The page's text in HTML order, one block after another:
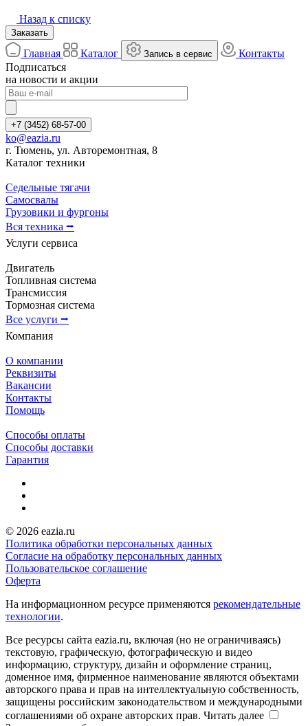
Назад к списку
Заказать
Главная Каталог Запись в сервис
Контакты
Подписаться
на новости и акции
+7 (3452) 68-57-00
ko@eazia.ru
г. Тюмень, ул. Авторемонтная, 8
Каталог техники
Седельные тягачи
Самосвалы
Грузовики и фургоны
Вся техника ⭢
Услуги сервиса
Двигатель
Топливная система
Трансмиссия
Тормозная система
Все услуги ⭢
Компания
О компании
Реквизиты
Вакансии
Контакты
Помощь
Способы оплаты
Способы доставки
Гарантия
© 2026 eazia.ru
Политика обработки персональных данных
Согласие на обработку персональных данных
Пользовательское соглашение
Оферта
На информационном ресурсе применяются рекомендательные
технологии.
Все ресурсы сайта eazia.ru, включая (но не ограничиваясь)
текстовую, графическую, фотографическую и видео
информацию, структуру, дизайн и оформление страниц,
доменное имя, фирменное наименование являются объектами
авторского права и прав на интеллектуальную собственность,
защищены российским законодательством и международными
соглашениями об охране авторских прав. Читать далее